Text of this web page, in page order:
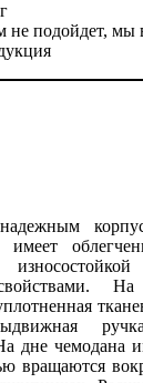
не подойдет, мы
надежным
имеет
дне чемодана
вращаются